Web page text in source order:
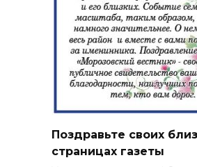
Поздравьте своих
страницах газеты